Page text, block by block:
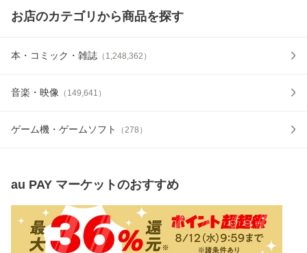
お店のカテゴリから商品を探す
本・コミック・雑誌 （ 1,248,362 ）
音楽・映像 （ 149,641 ）
ゲーム機・ゲームソフト （278 ）
au PAY マーケットのおすすめ